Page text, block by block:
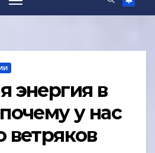
энергия в
у нас
ветряков